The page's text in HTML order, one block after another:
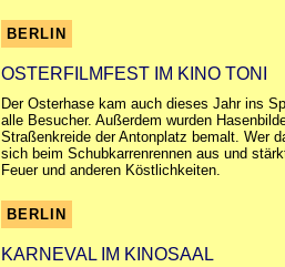
BERLIN
OSTERFILMFEST IM KINO TONI
Der Osterhase kam auch dieses Jahr ins
alle Besucher. Außerdem wurden
Straßenkreide der Antonplatz bemalt. Wer
sich beim Schubkarrenrennen aus und
Feuer und anderen Köstlichkeiten.
BERLIN
KARNEVAL IM KINOSAAL